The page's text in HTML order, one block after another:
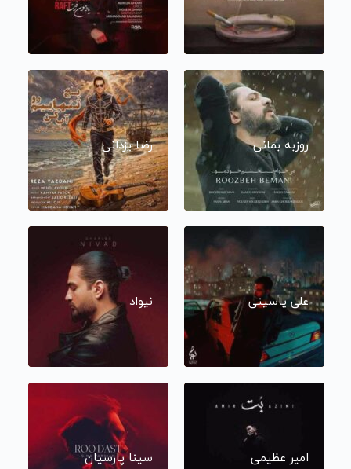
روزبه بمانی رضا یزدانی
علی یاسینی نیواد
امیر عظیمی سینا پارسیان